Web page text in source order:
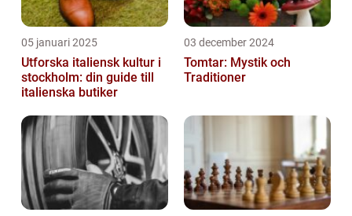
05 januari 2025
Utforska italiensk kultur i
stockholm: din guide till
italienska butiker
03 december 2024
Tomtar: Mystik och
Traditioner